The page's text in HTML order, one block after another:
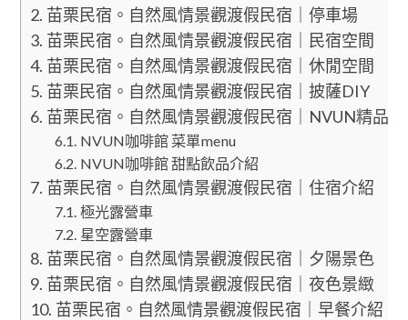
苗栗民宿。自然風情景觀渡假民宿｜停車場
苗栗民宿。自然風情景觀渡假民宿｜民宿空間
苗栗民宿。自然風情景觀渡假民宿｜休閒空間
苗栗民宿。自然風情景觀渡假民宿｜披薩DIY
苗栗民宿。自然風情景觀渡假民宿｜NVUN精品
NVUN咖啡館 菜單menu
NVUN咖啡館 甜點飲品介紹
苗栗民宿。自然風情景觀渡假民宿｜住宿介紹
極光露營車
星空露營車
苗栗民宿。自然風情景觀渡假民宿｜夕陽景色
苗栗民宿。自然風情景觀渡假民宿｜夜色景緻
苗栗民宿。自然風情景觀渡假民宿｜早餐介紹